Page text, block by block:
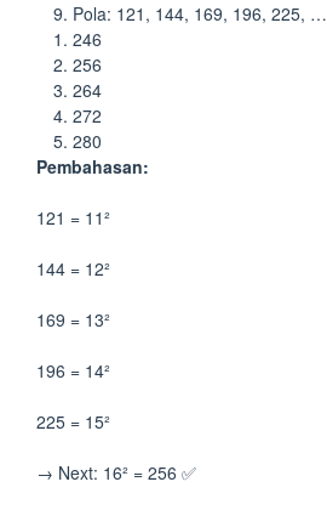
Pola: 121, 144, 169, 196, 225, …
246
256
264
272
280
Pembahasan:
121 = 11²
144 = 12²
169 = 13²
196 = 14²
225 = 15²
→ Next: 16² = 256 ✅